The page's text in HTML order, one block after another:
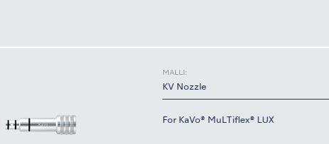
MALLI:
KV Nozzle
For KaVo® MuLTiflex® LUX